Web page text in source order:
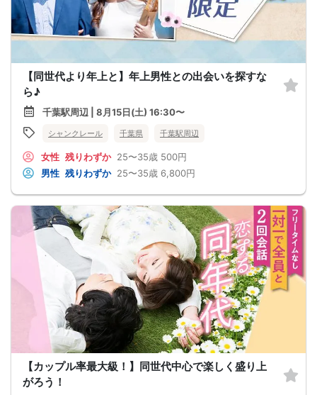
【同世代より年上と】年上男性との出会いを探すな
ら♪
千葉駅周辺 | 8月15日(土) 16:30〜
シャンクレール 千葉県 千葉駅周辺
女性 残りわずか 25〜35歳 500円
男性 残りわずか 25〜35歳 6,800円
【カップル率最大級！】同世代中心で楽しく盛り上
がろう！